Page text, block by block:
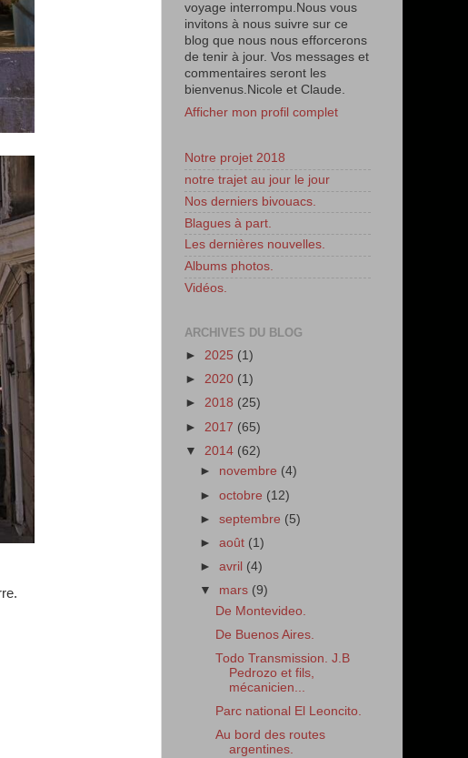
voyage interrompu.Nous vous
invitons à nous suivre sur ce
blog que nous nous efforcerons
de tenir à jour. Vos messages et
commentaires seront les
bienvenus.Nicole et Claude.
Afficher mon profil complet
Notre projet 2018
notre trajet au jour le jour
Nos derniers bivouacs.
Blagues à part.
Les dernières nouvelles.
Albums photos.
Vidéos.
ARCHIVES DU BLOG
► 2025 (1)
► 2020 (1)
► 2018 (25)
► 2017 (65)
▼ 2014 (62)
► novembre (4)
►octobre (12)
►septembre (5)
►août (1)
►avril (4)
▼ mars (9)
De Montevideo.
De Buenos Aires.
Todo Transmission. J.B
Pedrozo et fils,
mécanicien...
Parc national El Leoncito.
Au bord des routes
argentines.